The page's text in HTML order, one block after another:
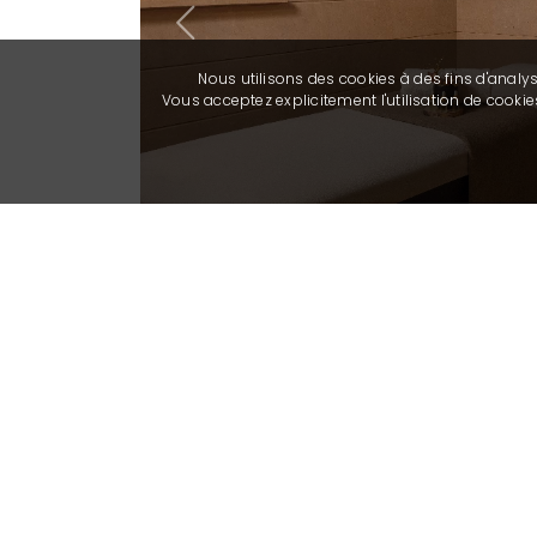
Previous
Nous utilisons des cookies à des fins
Vous acceptez explicitement l'utilisation de